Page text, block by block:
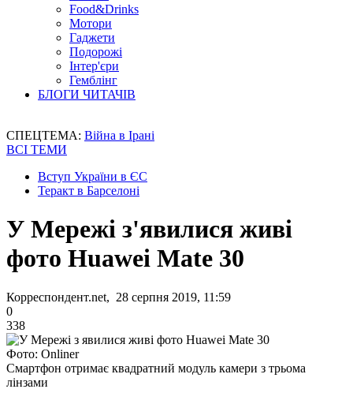
Food&Drinks
Мотори
Гаджети
Подорожі
Інтер'єри
Гемблінг
БЛОГИ ЧИТАЧІВ
СПЕЦТЕМА: Війна в Ірані
ВСІ ТЕМИ
Вступ України в ЄС
Теракт в Барселоні
У Мережі з'явилися живі
фото Huawei Mate 30
Корреспондент.net, 28 серпня 2019, 11:59
0
338
Фото: Onliner
Смартфон отримає квадратний модуль камери з трьома
лінзами